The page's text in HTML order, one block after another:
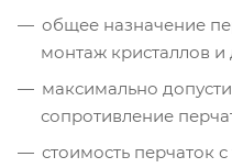
общее назначение
монтаж кристаллов и
максимально
сопротивление
стоимость перчаток